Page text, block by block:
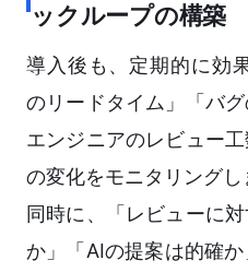
ックループの構築
導入後も、定期的に効
のリードタイム」「バ
エンジニアのレビュー
の変化をモニタリングし
同時に、「レビューに
か」「AIの提案は的確